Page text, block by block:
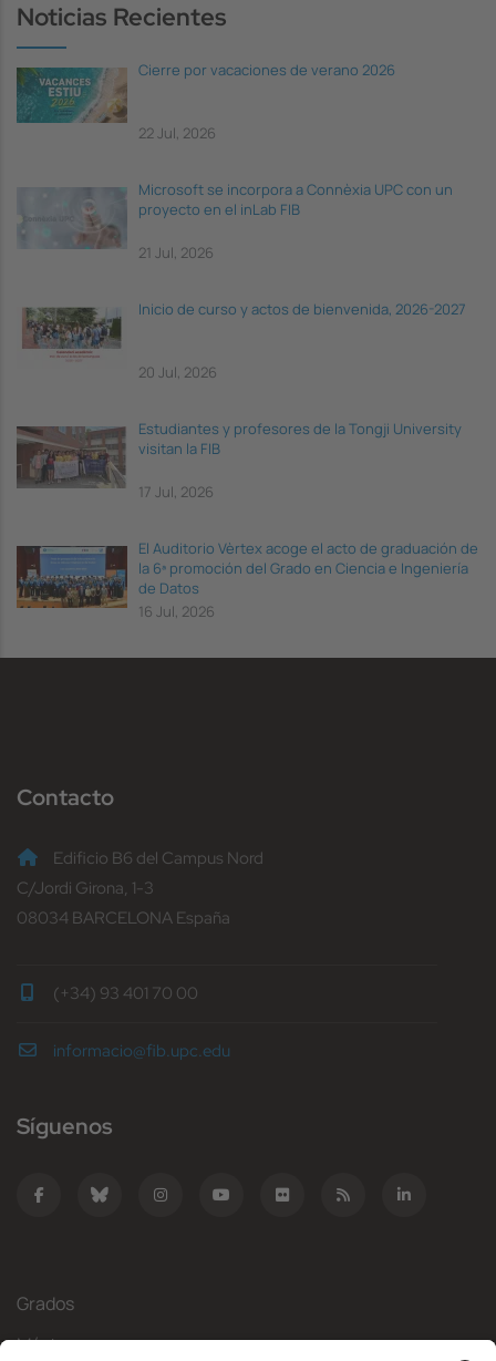
Noticias Recientes
Cierre por vacaciones de verano 2026
22 Jul, 2026
Microsoft se incorpora a Connèxia UPC con un
proyecto en el inLab FIB
21 Jul, 2026
Inicio de curso y actos de bienvenida, 2026-2027
20 Jul, 2026
Estudiantes y profesores de la Tongji University
visitan la FIB
17 Jul, 2026
El Auditorio Vèrtex acoge el acto de graduación de
la 6ª promoción del Grado en Ciencia e Ingeniería
de Datos
16 Jul, 2026
Contacto
Edificio B6 del Campus Nord
C/Jordi Girona, 1-3
08034 BARCELONA España
(+34) 93 401 70 00
informacio@fib.upc.edu
Síguenos
Grados
Másteres